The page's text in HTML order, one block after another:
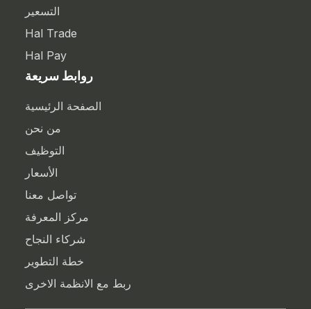
التسعير
Hal Trade
Hal Pay
روابط سريعة
الصفحة الرئيسية
من نحن
التوظيف
الأسعار
تواصل معنا
مركز المعرفة
شركاء النجاح
خطة التطوير
ربط مع الانظمة الاخرى